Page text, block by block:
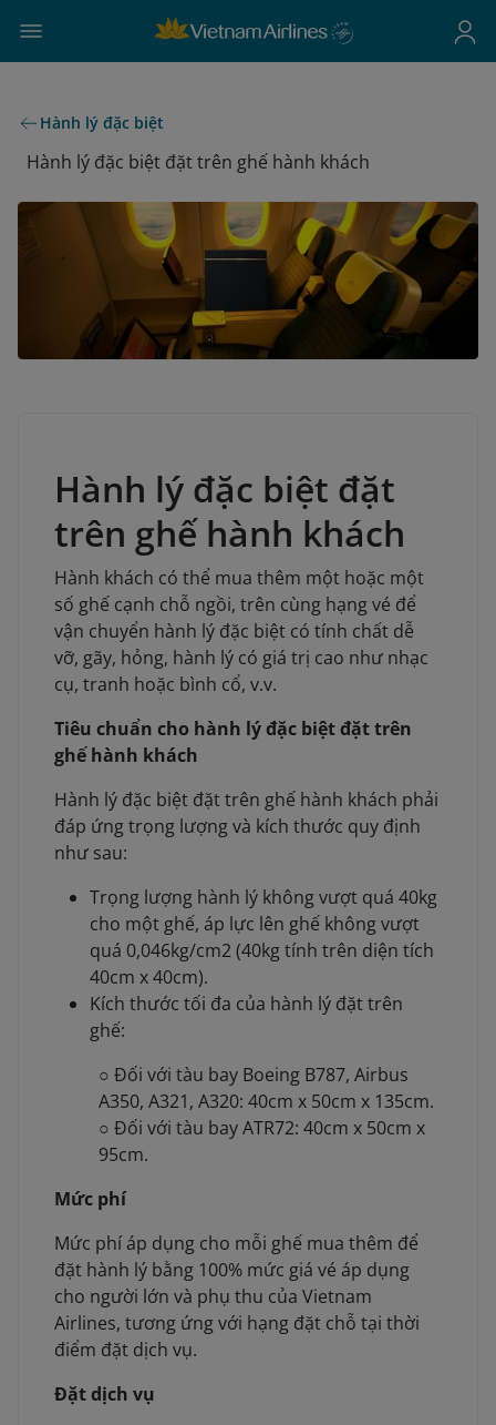
Hành lý đặc biệt
Hành lý đặc biệt đặt trên ghế hành khách
Hành lý đặc biệt đặt
trên ghế hành khách
Hành khách có thể mua thêm một hoặc một
số ghế cạnh chỗ ngồi, trên cùng hạng vé để
vận chuyển hành lý đặc biệt có tính chất dễ
vỡ, gãy, hỏng, hành lý có giá trị cao như nhạc
cụ, tranh hoặc bình cổ, v.v.
Tiêu chuẩn cho hành lý đặc biệt đặt trên
ghế hành khách
Hành lý đặc biệt đặt trên ghế hành khách phải
đáp ứng trọng lượng và kích thước quy định
như sau:
Trọng lượng hành lý không vượt quá 40kg
cho một ghế, áp lực lên ghế không vượt
quá 0,046kg/cm2 (40kg tính trên diện tích
40cm x 40cm).
Kích thước tối đa của hành lý đặt trên
ghế:
○ Đối với tàu bay Boeing B787, Airbus
A350, A321, A320: 40cm x 50cm x 135cm.
○ Đối với tàu bay ATR72: 40cm x 50cm x
95cm.
Mức phí
Mức phí áp dụng cho mỗi ghế mua thêm để
đặt hành lý bằng 100% mức giá vé áp dụng
cho người lớn và phụ thu của Vietnam
Airlines, tương ứng với hạng đặt chỗ tại thời
điểm đặt dịch vụ.
Đặt dịch vụ